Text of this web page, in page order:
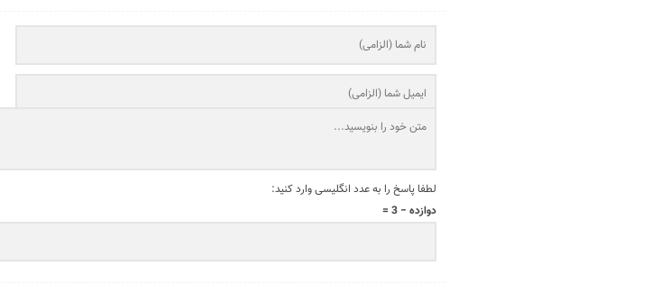
لطفا پاسخ را به عدد انگلیسی وارد کنید:
دوازده − 3 =